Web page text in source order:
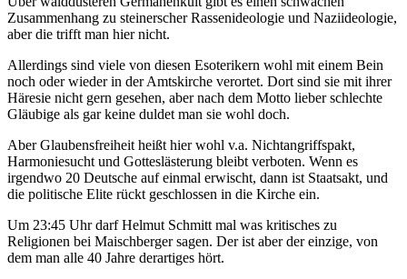
Zusammenhang zu steinerscher Rassenideologie und Naziideologie,
aber die trifft man hier nicht.
Allerdings sind viele von diesen Esoterikern wohl mit einem Bein
noch oder wieder in der Amtskirche verortet. Dort sind sie mit ihrer
Häresie nicht gern gesehen, aber nach dem Motto lieber schlechte
Gläubige als gar keine duldet man sie wohl doch.
Aber Glaubensfreiheit heißt hier wohl v.a. Nichtangriffspakt,
Harmoniesucht und Gotteslästerung bleibt verboten. Wenn es
irgendwo 20 Deutsche auf einmal erwischt, dann ist Staatsakt, und
die politische Elite rückt geschlossen in die Kirche ein.
Um 23:45 Uhr darf Helmut Schmitt mal was kritisches zu
Religionen bei Maischberger sagen. Der ist aber der einzige, von
dem man alle 40 Jahre derartiges hört.